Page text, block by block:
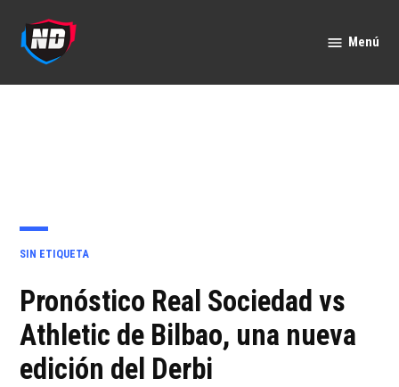
contenido
Menú
PUBLICADO
SIN ETIQUETA
Pronóstico Real Sociedad vs
Athletic de Bilbao, una nueva
edición del Derbi